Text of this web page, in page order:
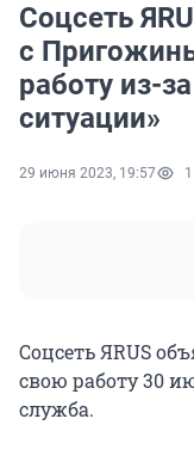
Соцсеть
с
работу из-
ситуации»
29 июня 2023, 19:57
Соцсеть ЯRUS
свою работу 30
служба.